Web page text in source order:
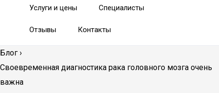
Услуги и цены Специалисты
Отзывы Контакты
Блог ›
Своевременная диагностика рака головного мозга очень
важна